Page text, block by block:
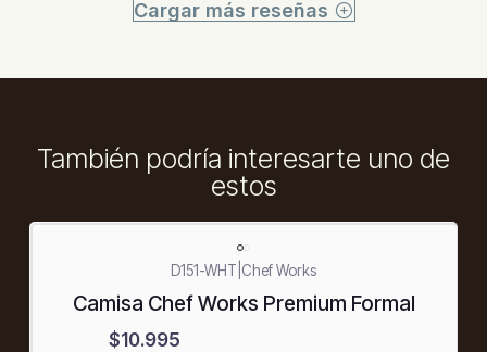
Cargar más reseñas
También podría interesarte uno de
estos
D151-WHT Chef Works
Camisa Chef Works Premium Formal
$10.995